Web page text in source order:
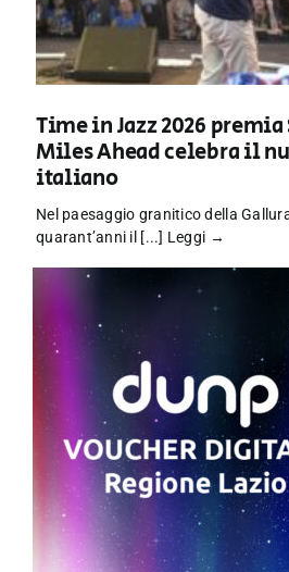
Time in Jazz 2026
Miles Ahead celebra il
italiano
Nel paesaggio granitico della
quarant’anni il [...] Leggi →